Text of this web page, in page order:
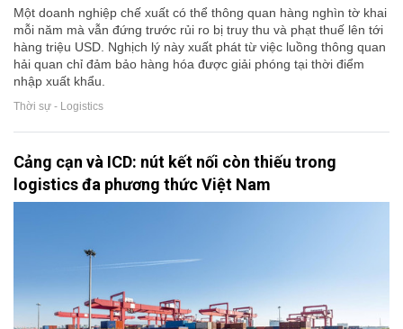
Một doanh nghiệp chế xuất có thể thông quan hàng nghìn tờ khai
mỗi năm mà vẫn đứng trước rủi ro bị truy thu và phạt thuế lên tới
hàng triệu USD. Nghịch lý này xuất phát từ việc luồng thông quan
hải quan chỉ đảm bảo hàng hóa được giải phóng tại thời điểm
nhập xuất khẩu.
Thời sự - Logistics
Cảng cạn và ICD: nút kết nối còn thiếu trong
logistics đa phương thức Việt Nam